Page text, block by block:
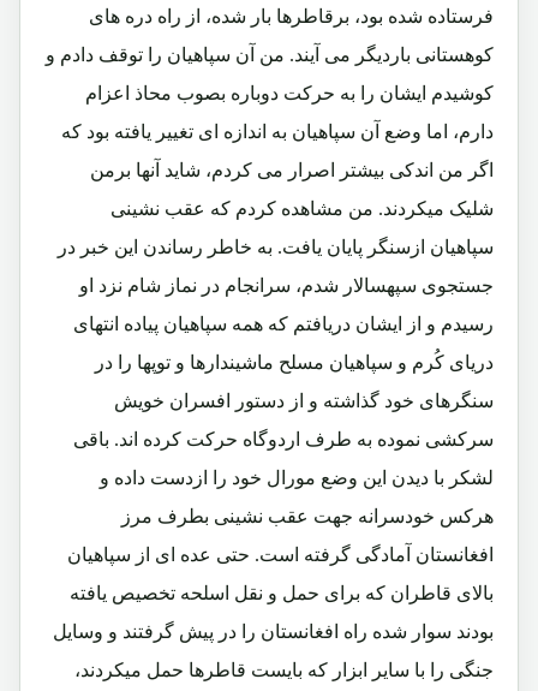
فرستاده شده بود، برقاطرها بار شده، از راه دره های
کوهستانی باردیگر می آیند. من آن سپاهیان را توقف دادم و
کوشیدم ایشان را به حرکت دوباره بصوب محاذ اعزام
دارم، اما وضع آن سپاهیان به اندازه ای تغییر یافته بود که
اگر من اندکی بیشتر اصرار می کردم، شاید آنها برمن
شلیک میکردند. من مشاهده کردم که عقب نشینی
سپاهیان ازسنگر پایان یافت. به خاطر رساندن این خبر در
جستجوی سپهسالار شدم، سرانجام در نماز شام نزد او
رسیدم و از ایشان دریافتم که همه سپاهیان پیاده انتهای
دریای کُرم و سپاهیان مسلح ماشیندارها و توپها را در
سنگرهای خود گذاشته و از دستور افسران خویش
سرکشی نموده به طرف اردوگاه حرکت کرده اند. باقی
لشکر با دیدن این وضع مورال خود را ازدست داده و
هرکس خودسرانه جهت عقب نشینی بطرف مرز
افغانستان آمادگی گرفته است. حتی عده ای از سپاهیان
بالای قاطران که برای حمل و نقل اسلحه تخصیص یافته
بودند سوار شده راه افغانستان را در پیش گرفتند و وسایل
جنگی را با سایر ابزار که بایست قاطرها حمل میکردند،